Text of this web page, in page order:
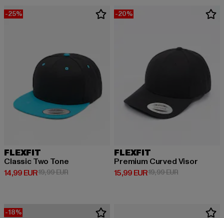
-25%
FLEXFIT
Classic Two Tone
14,99 EUR
Derzeitiger Preis: 14,99 EUR
19,99 EURAktionspreis: 19,99 EUR
-20%
FLEXFIT
Premium Curved Visor
15,99 EUR
Derzeitiger Preis: 15,99 EUR
19,99 EURAktionspreis:
-18%